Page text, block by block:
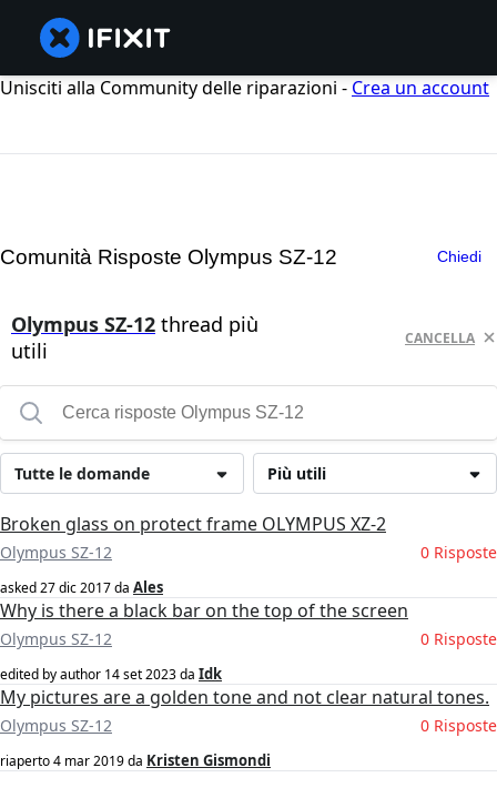
Unisciti alla Community delle riparazioni - Crea un account
Comunità Risposte Olympus SZ-12 Chiedi
Olympus SZ-12 thread più
utili
CANCELLA
Più utili
Tutte le domande
Broken glass on protect frame OLYMPUS XZ-2
Olympus SZ-12 0 Risposte
asked27 dic 2017da Ales
Why is there a black bar on the top of the screen
Olympus SZ-12 0 Risposte
edited by author 14 set 2023da Idk
My pictures are a golden tone and not clear natural tones.
Olympus SZ-12 0 Risposte
riaperto4 mar 2019da Kristen Gismondi